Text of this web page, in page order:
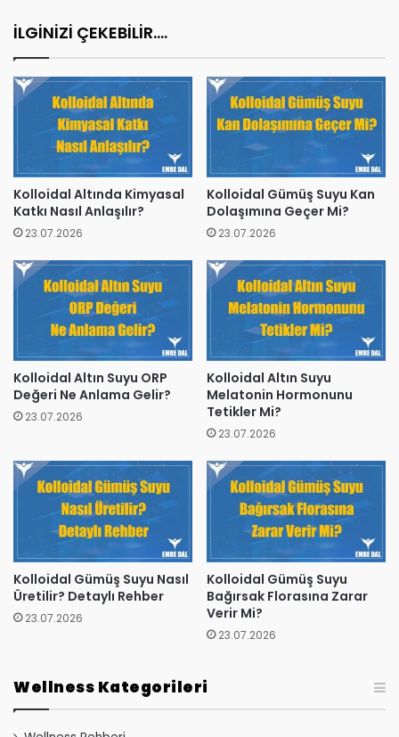
İLGİNİZİ ÇEKEBİLİR....
Kolloidal Altında Kimyasal
Katkı Nasıl Anlaşılır?
23.07.2026
Kolloidal Gümüş Suyu Kan
Dolaşımına Geçer Mi?
23.07.2026
Kolloidal Altın Suyu ORP
Değeri Ne Anlama Gelir?
23.07.2026
Kolloidal Altın Suyu
Melatonin Hormonunu
Tetikler Mi?
23.07.2026
Kolloidal Gümüş Suyu Nasıl
Üretilir? Detaylı Rehber
23.07.2026
Kolloidal Gümüş Suyu
Bağırsak Florasına Zarar
Verir Mi?
23.07.2026
Wellness Kategorileri